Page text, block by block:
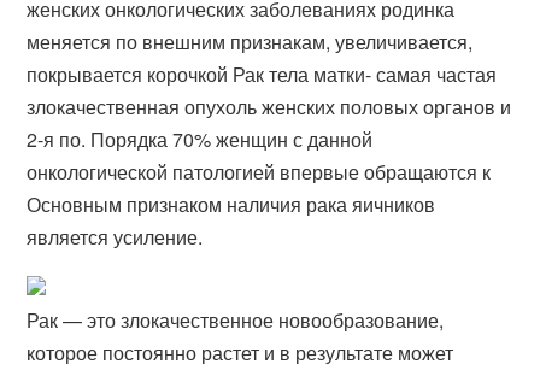
женских онкологических заболеваниях родинка
меняется по внешним признакам, увеличивается,
покрывается корочкой Рак тела матки​- самая частая
злокачественная опухоль женских половых органов и
2-я по. Порядка 70% женщин с данной
онкологической патологией впервые обращаются к
Основным признаком наличия рака яичников
является усиление.
Рак — это злокачественное новообразование,
которое постоянно растет и в результате может